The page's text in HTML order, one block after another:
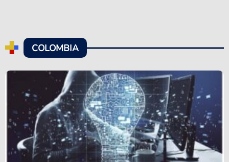
COLOMBIA